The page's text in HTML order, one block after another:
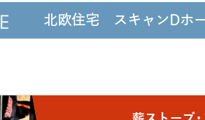
北欧住宅 スキャンDホ